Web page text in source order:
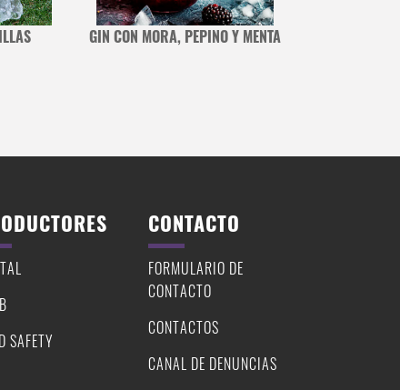
GIN CON MORA, PEPINO Y MENTA
SAFETY
CONTACTO
FORMULARIO DE
CONTACTO
CONTACTOS
CANAL DE DENUNCIAS